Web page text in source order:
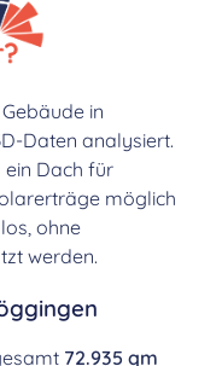
in
Daten analysiert.
ein Dach für
möglich
ohne
werden.
72.935 qm